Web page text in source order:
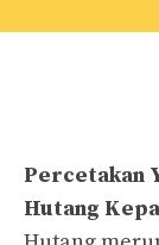
Percetakan
Hutang